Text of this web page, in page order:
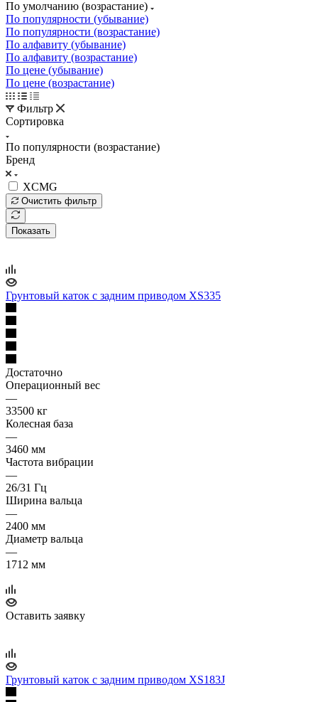
По умолчанию (возрастание)
По популярности (убывание)
По популярности (возрастание)
По алфавиту (убывание)
По алфавиту (возрастание)
По цене (убывание)
По цене (возрастание)
Фильтр
Сортировка
По популярности (возрастание)
Бренд
XCMG
Очистить фильтр
Показать
Грунтовый каток с задним приводом XS335
Достаточно
Операционный вес
—
33500 кг
Колесная база
—
3460 мм
Частота вибрации
—
26/31 Гц
Ширина вальца
—
2400 мм
Диаметр вальца
—
1712 мм
Оставить заявку
Грунтовый каток с задним приводом XS183J